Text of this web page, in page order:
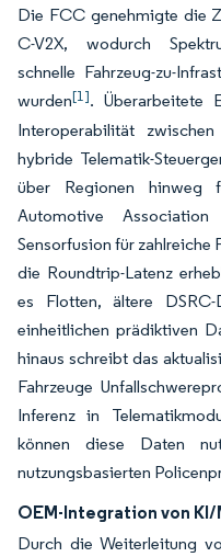
Die FCC genehmigte die
C-V2X, wodurch
schnelle Fahrzeug-zu-
wurden[1]. Überarbeitete
Interoperabilität
hybride Telematik-
über Regionen hinweg
Automotive
Sensorfusion für zahlreiche
die Roundtrip-Latenz
es Flotten, ältere
einheitlichen prädiktiven
hinaus schreibt das
Fahrzeuge
Inferenz in
können diese Daten
nutzungsbasierten
OEM-Integration von
Durch die Weiterleitung